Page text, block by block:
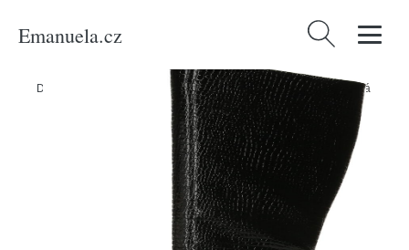
Emanuela.cz Vyhledávání
Domů Boty/Kozačky 'ALLY' Steve Madden černá